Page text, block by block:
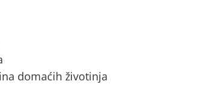
domaćih životinja